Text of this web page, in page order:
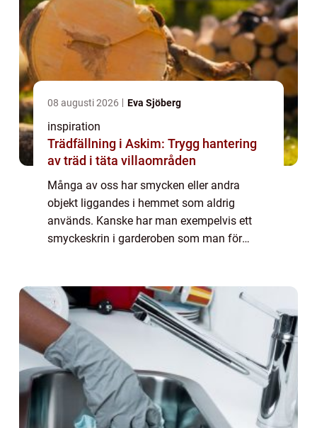
08 augusti 2026 Eva Sjöberg
inspiration
Trädfällning i Askim: Trygg hantering
av träd i täta villaområden
Många av oss har smycken eller andra
objekt liggandes i hemmet som aldrig
används. Kanske har man exempelvis ett
smyckeskrin i garderoben som man för
n&a...